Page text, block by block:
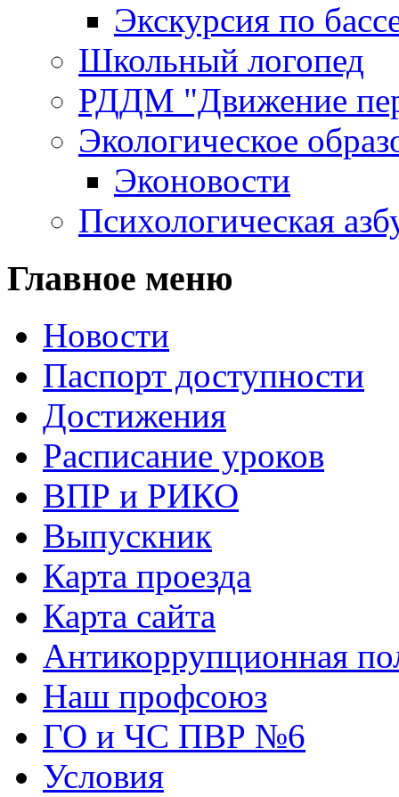
Экскурсия по
Школьный логопед
РДДМ "Движение
Экологическое
Эконовости
Психологическая
Главное меню
Новости
Паспорт доступности
Достижения
Расписание уроков
ВПР и РИКО
Выпускник
Карта проезда
Карта сайта
Антикоррупционная
Наш профсоюз
ГО и ЧС ПВР №6
Условия